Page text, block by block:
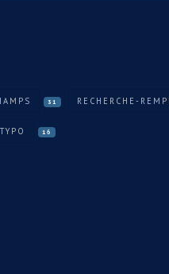
31 RECHERCHE-
TYPO 16